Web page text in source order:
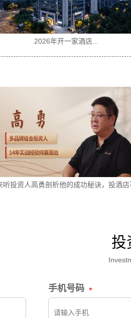
物业选址怎么判断适不...
听投资人高勇剖析他的成功秘诀，投酒店
投
手机号码